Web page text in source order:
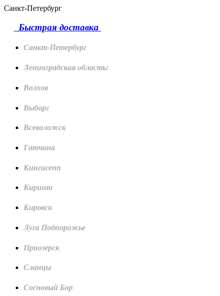
Санкт-Петербург
Быстрая доставка
Санкт-Петербург
Ленинградская область:
Волхов
Выборг
Всеволожск
Гатчина
Кингисепп
Кириши
Кировск
Луга Подпорожье
Приозерск
Сланцы
Сосновый Бор